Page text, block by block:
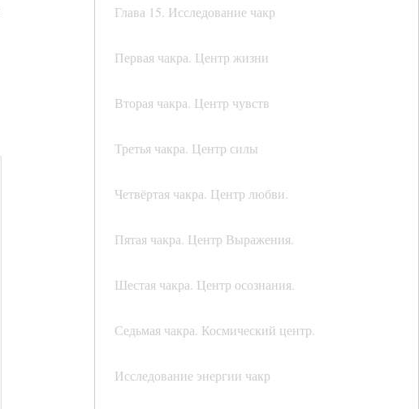
Глава 15. Исследование чакр
Первая чакра. Центр жизни
Вторая чакра. Центр чувств
Третья чакра. Центр силы
Четвёртая чакра. Центр любви.
Пятая чакра. Центр Выражения.
Шестая чакра. Центр осознания.
Седьмая чакра. Космический центр.
Исследование энергии чакр